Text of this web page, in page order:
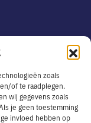
zoals
of te raadplegen.
wij gegevens zoals
je geen toestemming
invloed hebben op